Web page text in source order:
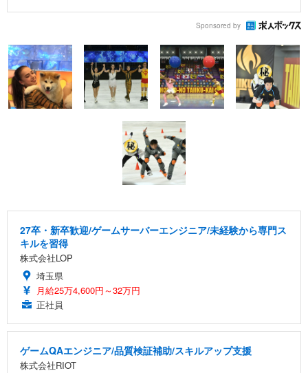
Sponsored by
27卒・新卒歓迎/ゲームサーバーエンジニア/未経験から専門ス
キルを習得
株式会社LOP
埼玉県
月給25万4,600円～32万円
正社員
ゲームQAエンジニア/品質検証補助/スキルアップ支援
株式会社RIOT